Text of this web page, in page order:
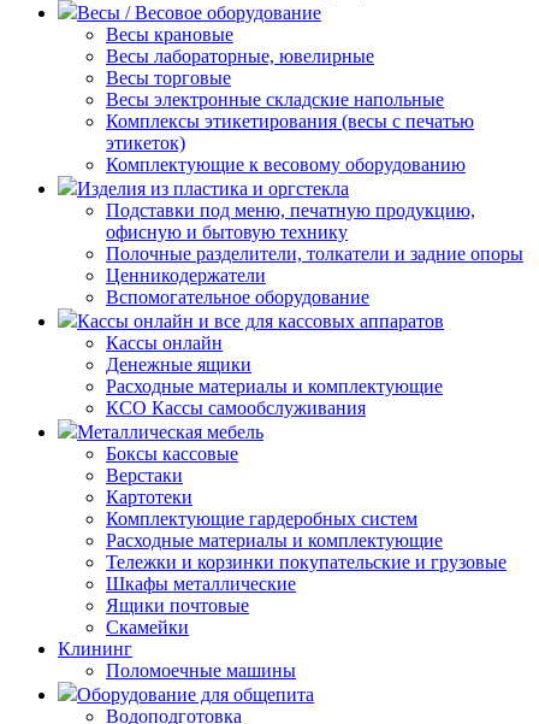
Весы / Весовое оборудование
Весы крановые
Весы лабораторные, ювелирные
Весы торговые
Весы электронные складские напольные
Комплексы этикетирования (весы с печатью
этикеток)
Комплектующие к весовому оборудованию
Изделия из пластика и оргстекла
Подставки под меню, печатную продукцию,
офисную и бытовую технику
Полочные разделители, толкатели и задние опоры
Ценникодержатели
Вспомогательное оборудование
Кассы онлайн и все для кассовых аппаратов
Кассы онлайн
Денежные ящики
Расходные материалы и комплектующие
КСО Кассы самообслуживания
Металлическая мебель
Боксы кассовые
Верстаки
Картотеки
Комплектующие гардеробных систем
Расходные материалы и комплектующие
Тележки и корзинки покупательские и грузовые
Шкафы металлические
Ящики почтовые
Скамейки
Клининг
Поломоечные машины
Оборудование для общепита
Водоподготовка